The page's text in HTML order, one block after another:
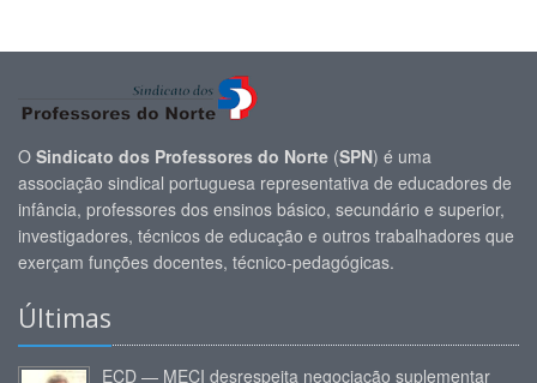
O Sindicato dos Professores do Norte (SPN) é uma
associação sindical portuguesa representativa de educadores de
infância, professores dos ensinos básico, secundário e superior,
investigadores, técnicos de educação e outros trabalhadores que
exerçam funções docentes, técnico-pedagógicas.
Últimas
ECD — MECI desrespeita negociação suplementar